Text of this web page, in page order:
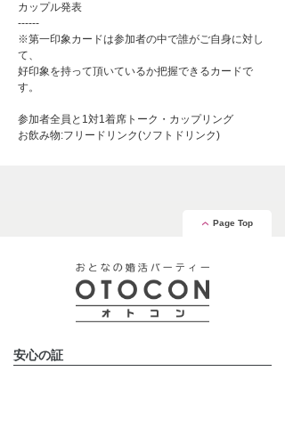
カップル発表
------
※第一印象カードは参加者の中で誰がご自身に対し
て、
好印象を持って頂いているか把握できるカードで
す。
参加者全員と1対1着席トーク・カップリング
お飲み物:フリードリンク(ソフトドリンク)
Page Top
安心の証